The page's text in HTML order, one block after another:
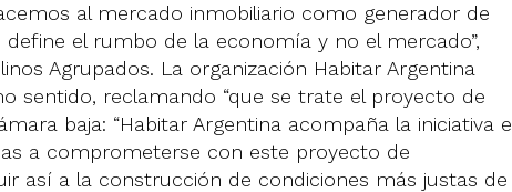
al mercado inmobiliario como generador de
define el rumbo de la economía y no el mercado”,
Agrupados. La organización Habitar Argentina
sentido, reclamando “que se trate el proyecto de
baja: “Habitar Argentina acompaña la iniciativa e
a comprometerse con este proyecto de
así a la construcción de condiciones más justas de